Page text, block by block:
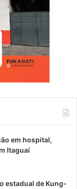
em hospital,
Itaguaí
estadual de Kung-